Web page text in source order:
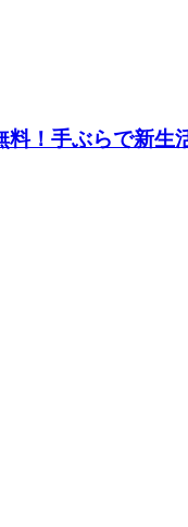
料！手ぶらで新生